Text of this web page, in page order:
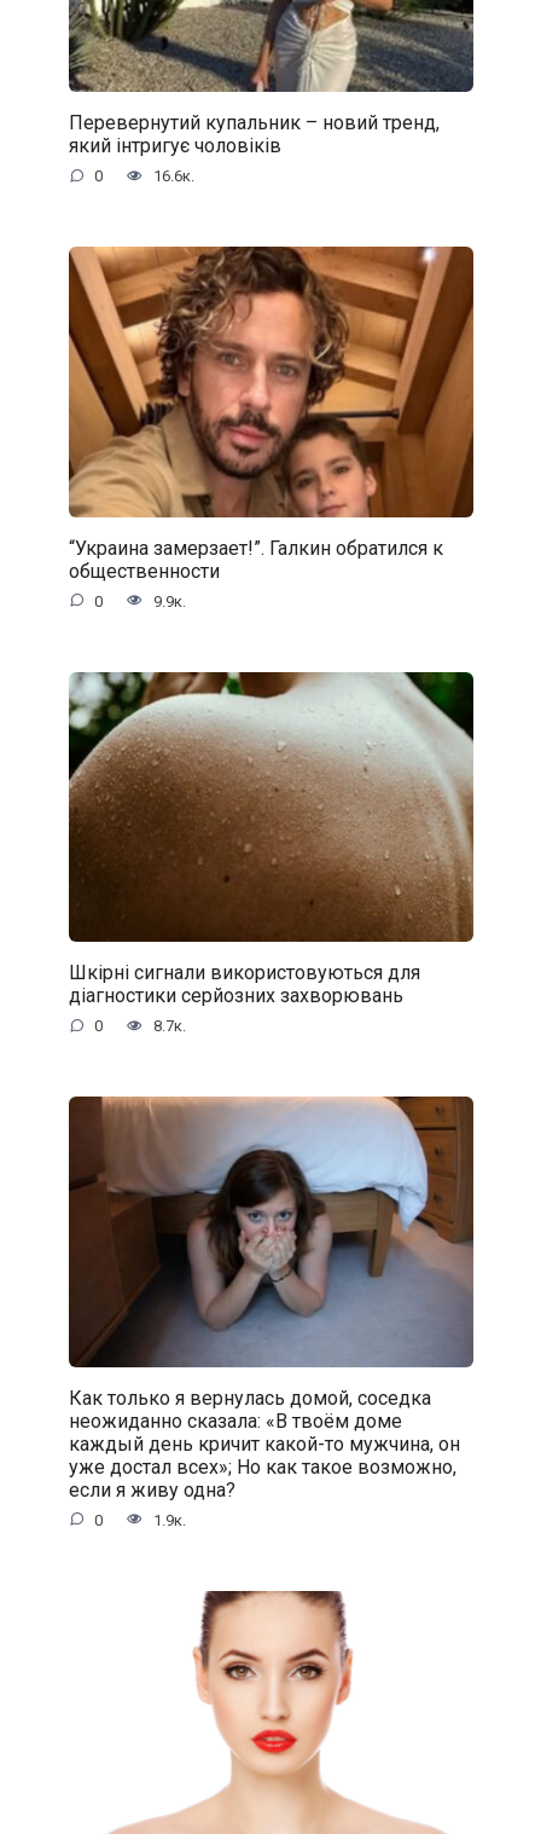
Перевернутий купальник – новий тренд,
який інтригує чоловіків
0 16.6к.
“Украина замерзает!”. Галкин обратился к
общественности
0 9.9к.
Шкірні сигнали використовуються для
діагностики серйозних захворювань
0 8.7к.
Как только я вернулась домой, соседка
неожиданно сказала: «В твоём доме
каждый день кричит какой-то мужчина, он
уже достал всех»; Но как такое возможно,
если я живу одна?
0 1.9к.